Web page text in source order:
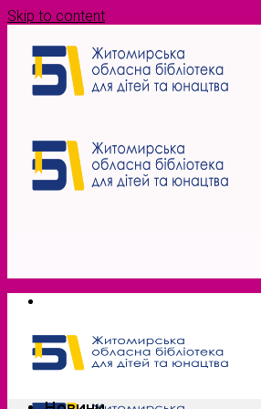
Skip to content